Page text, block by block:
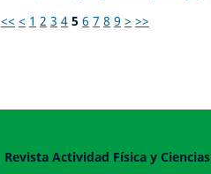
<< < 1 2 3 4 5 6 7 8 9 > >>
Revista Actividad Física y Ciencias